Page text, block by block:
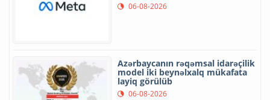
06-08-2026
Azərbaycanın rəqəmsal idarəçilik
model iki beynəlxalq mükafata
layiq görülüb
06-08-2026